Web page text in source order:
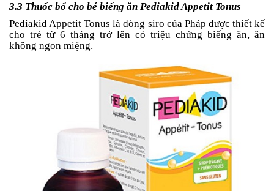
3.3 Thuốc bổ cho bé biếng ăn Pediakid Appetit Tonus
Pediakid Appetit Tonus là dòng siro của Pháp được thiết kế
cho trẻ từ 6 tháng trở lên có triệu chứng biếng ăn, ăn
không ngon miệng.